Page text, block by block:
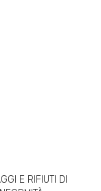
E RIFIUTI DI